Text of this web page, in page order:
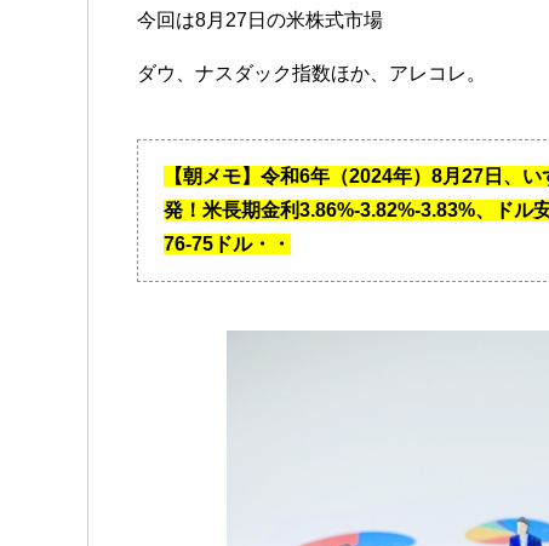
今回は8月27日の米株式市場
ダウ、ナスダック指数ほか、アレコレ。
【朝メモ】令和6年（2024年）8月27日、
発！米長期金利3.86%-3.82%-3.83%、ドル
76-75ドル・・